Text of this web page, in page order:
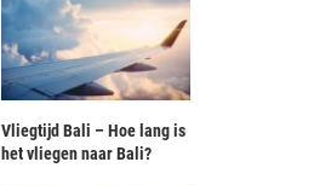
Vliegtijd Bali – Hoe lang is
het vliegen naar Bali?